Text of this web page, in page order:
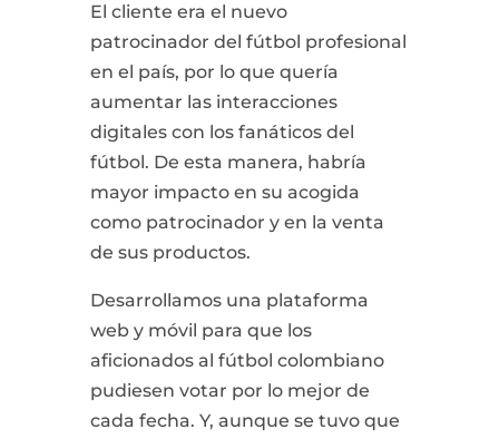
El cliente era el nuevo
patrocinador del fútbol profesional
en el país, por lo que quería
aumentar las interacciones
digitales con los fanáticos del
fútbol. De esta manera, habría
mayor impacto en su acogida
como patrocinador y en la venta
de sus productos.
Desarrollamos una plataforma
web y móvil para que los
aficionados al fútbol colombiano
pudiesen votar por lo mejor de
cada fecha. Y, aunque se tuvo que